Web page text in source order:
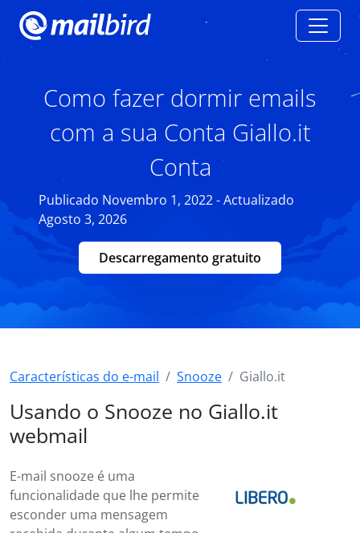
Como fazer dormir emails
com a sua Conta Giallo.it
Conta
Publicado Novembro 1, 2022 - Actualizado
Agosto 3, 2026
Descarregamento gratuito
Características do e-mail Snooze Giallo.it
Usando o Snooze no Giallo.it
webmail
E-mail snooze é uma
funcionalidade que lhe permite
esconder uma mensagem